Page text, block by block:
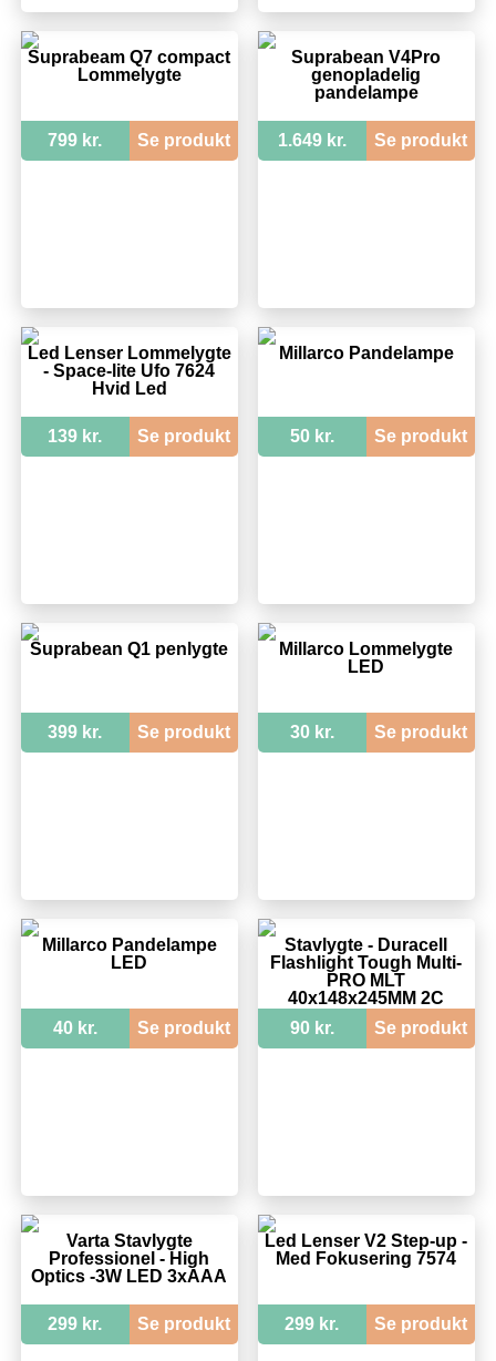
Suprabeam Q7 compact
Lommelygte
799 kr. Se produkt
Suprabean V4Pro
genopladelig
pandelampe
1.649 kr. Se produkt
Led Lenser Lommelygte
- Space-lite Ufo 7624
Hvid Led
139 kr. Se produkt
Millarco Pandelampe
50 kr. Se produkt
Suprabean Q1 penlygte
399 kr. Se produkt
Millarco Lommelygte
LED
30 kr. Se produkt
Millarco Pandelampe
LED
40 kr. Se produkt
Stavlygte - Duracell
Flashlight Tough Multi-
PRO MLT
40x148x245MM 2C
90 kr.
Se produkt
Varta Stavlygte
Professionel - High
Optics -3W LED 3xAAA
299 kr. Se produkt
Led Lenser V2 Step-up -
Med Fokusering 7574
299 kr. Se produkt